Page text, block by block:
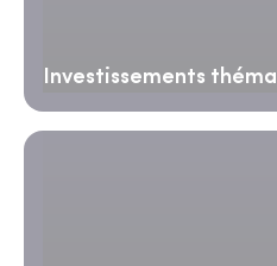
Investissements